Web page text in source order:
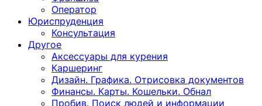
Оператор
Юриспруденция
Консультация
Другoе
Аксессуары для курения
Каршеринг
Дизайн. Графика. Отрисовка документов
Финансы. Карты. Кошельки. Обнал
Пробив. Поиск людей и информации